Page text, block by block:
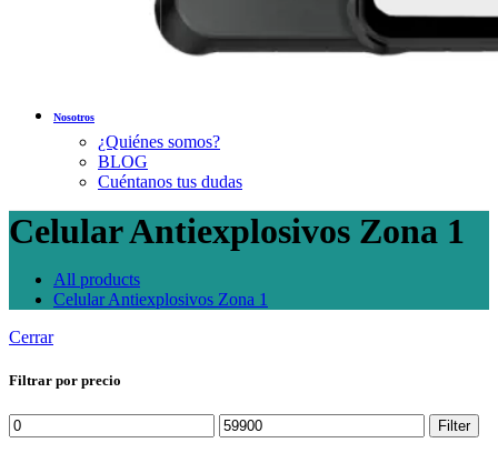
Nosotros
¿Quiénes somos?
BLOG
Cuéntanos tus dudas
Celular Antiexplosivos Zona 1
All products
Celular Antiexplosivos Zona 1
Cerrar
Filtrar por precio
Min
price
Max
price
Filter